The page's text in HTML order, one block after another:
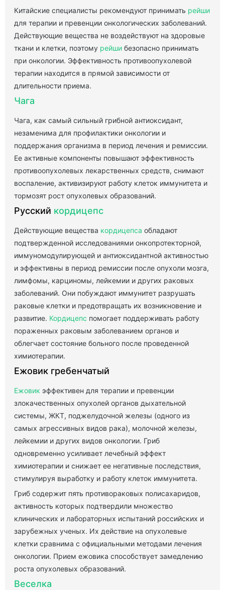
Китайские специалисты рекомендуют принимать рейши
для терапии и превенции онкологических заболеваний.
Действующие вещества не воздействуют на здоровые
ткани и клетки, поэтому рейши безопасно принимать
при онкологии. Эффективность противоопухолевой
терапии находится в прямой зависимости от
длительности приема.
Чага
Чага, как самый сильный грибной антиоксидант,
незаменима для профилактики онкологии и
поддержания организма в период лечения и ремиссии.
Ее активные компоненты повышают эффективность
противоопухолевых лекарственных средств, снимают
воспаление, активизируют работу клеток иммунитета и
тормозят рост опухолевых образований.
Русский кордицепс
Действующие вещества кордицепса обладают
подтвержденной исследованиями онкопротекторной,
иммуномодулирующей и антиоксидантной активностью
и эффективны в период ремиссии после опухоли мозга,
лимфомы, карциномы, лейкемии и других раковых
заболеваний. Они побуждают иммунитет разрушать
раковые клетки и предотвращать их возникновение и
развитие. Кордицепс помогает поддерживать работу
пораженных раковым заболеванием органов и
облегчает состояние больного после проведенной
химиотерапии.
Ежовик гребенчатый
Ежовик эффективен для терапии и превенции
злокачественных опухолей органов дыхательной
системы, ЖКТ, поджелудочной железы (одного из
самых агрессивных видов рака), молочной железы,
лейкемии и других видов онкологии. Гриб
одновременно усиливает лечебный эффект
химиотерапии и снижает ее негативные последствия,
стимулируя выработку и работу клеток иммунитета.
Гриб содержит пять противораковых полисахаридов,
активность которых подтвердили множество
клинических и лабораторных испытаний российских и
зарубежных ученых. Их действие на опухолевые
клетки сравнима с официальными методами лечения
онкологии. Прием ежовика способствует замедлению
роста опухолевых образований.
Веселка